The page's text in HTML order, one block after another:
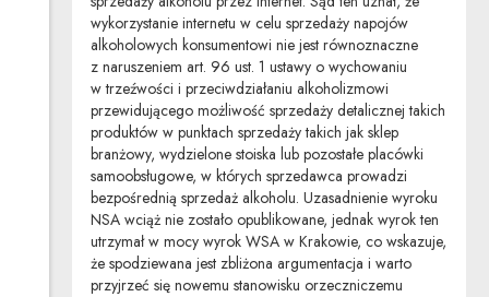
wykorzystanie internetu w celu sprzedaży napojów
alkoholowych konsumentowi nie jest równoznaczne
z naruszeniem art. 96 ust. 1 ustawy o wychowaniu
w trzeźwości i przeciwdziałaniu alkoholizmowi
przewidującego możliwość sprzedaży detalicznej takich
produktów w punktach sprzedaży takich jak sklep
branżowy, wydzielone stoiska lub pozostałe placówki
samoobsługowe, w których sprzedawca prowadzi
bezpośrednią sprzedaż alkoholu. Uzasadnienie wyroku
NSA wciąż nie zostało opublikowane, jednak wyrok ten
utrzymał w mocy wyrok WSA w Krakowie, co wskazuje,
że spodziewana jest zbliżona argumentacja i warto
przyjrzeć się nowemu stanowisku orzeczniczemu